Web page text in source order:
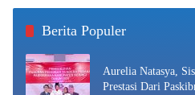
Berita Populer
Aurelia Natasya,
Prestasi Dari